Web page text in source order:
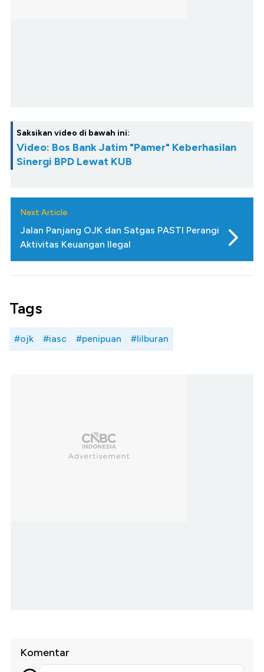
Saksikan video di bawah ini:
Video: Bos Bank Jatim "Pamer" Keberhasilan
Sinergi BPD Lewat KUB
Next Article
Jalan Panjang OJK dan Satgas PASTI Perangi
Aktivitas Keuangan Ilegal
Tags
#ojk #iasc #penipuan #lilburan
Komentar